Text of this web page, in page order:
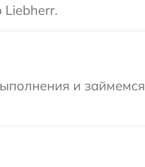
Liebherr.
и займемся